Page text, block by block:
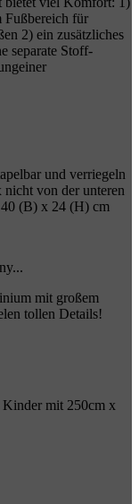
Fußbereich für
2) ein zusätzliches
separate Stoff-
und verriegeln
nicht von der unteren
(B) x 24 (H) cm
mit großem
tollen Details!
Kinder mit 250cm x